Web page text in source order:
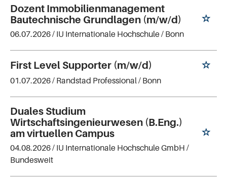
Dozent Immobilienmanagement
Bautechnische Grundlagen (m/w/d)
06.07.2026 / IU Internationale Hochschule/ Bonn
First Level Supporter (m/w/d)
01.07.2026 / Randstad Professional / Bonn
Duales Studium
Wirtschaftsingenieurwesen (B.Eng.)
am virtuellen Campus
04.08.2026 / IU Internationale Hochschule GmbH /
Bundesweit